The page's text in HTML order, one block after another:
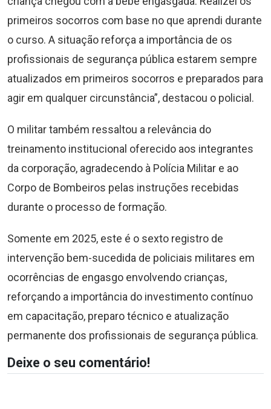
primeiros socorros com base no que aprendi durante
o curso. A situação reforça a importância de os
profissionais de segurança pública estarem sempre
atualizados em primeiros socorros e preparados para
agir em qualquer circunstância”, destacou o policial.
O militar também ressaltou a relevância do
treinamento institucional oferecido aos integrantes
da corporação, agradecendo à Polícia Militar e ao
Corpo de Bombeiros pelas instruções recebidas
durante o processo de formação.
Somente em 2025, este é o sexto registro de
intervenção bem-sucedida de policiais militares em
ocorrências de engasgo envolvendo crianças,
reforçando a importância do investimento contínuo
em capacitação, preparo técnico e atualização
permanente dos profissionais de segurança pública.
Deixe o seu comentário!